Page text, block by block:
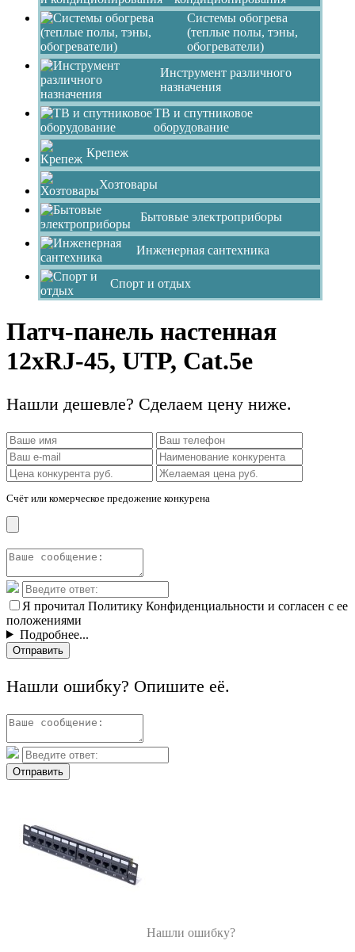
Системы обогрева
(теплые полы, тэны,
обогреватели)
Инструмент различного
назначения
ТВ и спутниковое
оборудование
Крепеж
Хозтовары
Бытовые электроприборы
Инженерная сантехника
Спорт и отдых
Патч-панель настенная
12хRJ-45, UTP, Cat.5e
Нашли дешевле? Сделаем цену ниже.
Счёт или комерческое предожение конкурена
Я прочитал Политику Конфиденциальности и согласен с ее
положениями
Подробнее...
Отправить
Нашли ошибку? Опишите её.
Отправить
Нашли ошибку?